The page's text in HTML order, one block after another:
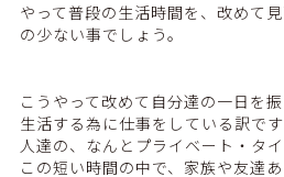
やって普段の生活時間を、改めて
の少ない事でしょう。
こうやって改めて自分達の一日を
生活する為に仕事をしている訳で
人達の、なんとプライベート・タ
この短い時間の中で、家族や友達